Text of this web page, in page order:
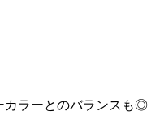
カラーとのバランスも◎